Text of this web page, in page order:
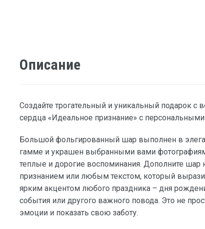
Описание
Создайте трогательный и уникальный подарок
сердца «Идеальное признание» с
Большой фольгированный шар выполнен в
гамме и украшен выбранными вами
теплые и дорогие воспоминания. Дополните
признанием или любым текстом, который
ярким акцентом любого праздника – дня
события или другого важного повода. Это не
эмоции и показать свою заботу.